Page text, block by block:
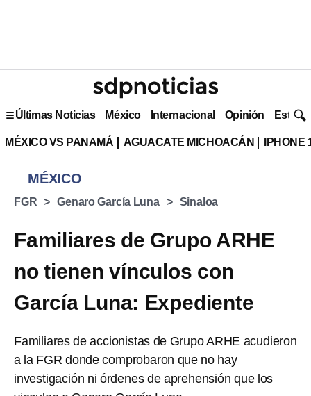
Últimas Noticias México Internacional Opinión Estilo
MÉXICO VS PANAMÁ AGUACATE MICHOACÁN IPHONE
MÉXICO
FGR Genaro García Luna Sinaloa
Familiares de Grupo ARHE
no tienen vínculos con
García Luna: Expediente
Familiares de accionistas de Grupo ARHE acudieron
a la FGR donde comprobaron que no hay
investigación ni órdenes de aprehensión que los